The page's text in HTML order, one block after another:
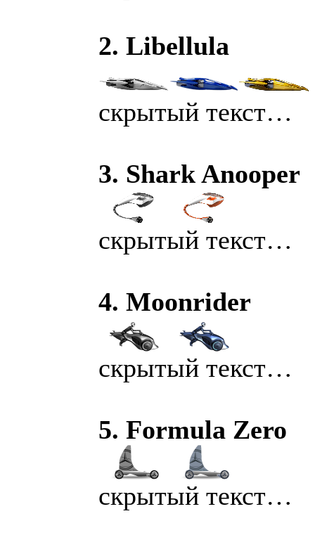
2. Libellula
скрытый текст…
3. Shark Anooper
скрытый текст…
4. Moonrider
скрытый текст…
5. Formula Zero
скрытый текст…